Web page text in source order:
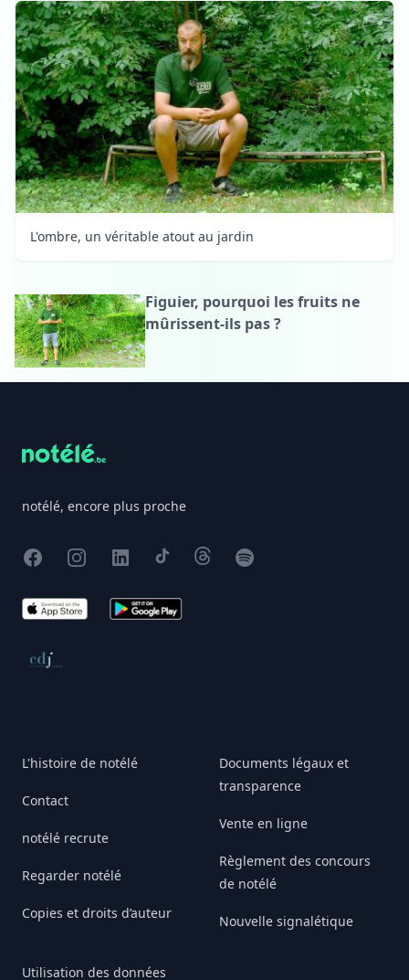
L'ombre, un véritable atout au jardin
Figuier, pourquoi les fruits ne
mûrissent-ils pas ?
notélé, encore plus proche
FacebookInstagram
X TikTokThreadsSpotify
App Store Google Play
Conseil de déontologie journalistique
L'histoire de notélé
Contact
notélé recrute
Regarder notélé
Copies et droits d’auteur
Utilisation des données
Documents légaux et
transparence
Vente en ligne
Règlement des concours
de notélé
Nouvelle signalétique